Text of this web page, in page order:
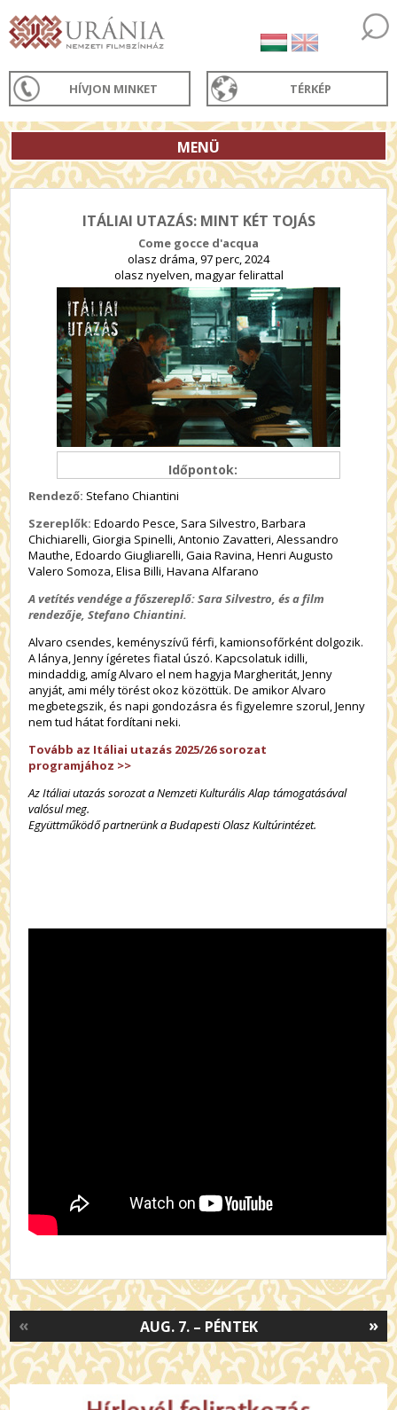
HÍVJON MINKET TÉRKÉP
MENÜ
ITÁLIAI UTAZÁS: MINT KÉT TOJÁS
Come gocce d'acqua
olasz dráma, 97 perc, 2024
olasz nyelven, magyar felirattal
Időpontok:
Rendező: Stefano Chiantini
Szereplők: Edoardo Pesce, Sara Silvestro, Barbara
Chichiarelli,Giorgia Spinelli, Antonio Zavatteri, Alessandro
Mauthe,Edoardo Giugliarelli, GaiaRavina, HenriAugusto
Valero Somoza,Elisa Billi,Havana Alfarano
A vetítés vendége a főszereplő: Sara Silvestro, és a film
rendezője, Stefano Chiantini.
Alvaro csendes, keményszívű férfi, kamionsofőrként dolgozik.
A lánya, Jenny ígéretes fiatal úszó. Kapcsolatuk idilli,
mindaddig, amíg Alvaro el nem hagyja Margheritát, Jenny
anyját, ami mély törést okoz közöttük. De amikor Alvaro
megbetegszik, és napi gondozásra és figyelemre szorul, Jenny
nem tud hátat fordítani neki.
Tovább az Itáliai utazás 2025/26 sorozat
programjához >>
Az Itáliai utazás sorozat a Nemzeti Kulturális Alap támogatásával
valósul meg.
Együttműködő partnerünk a Budapesti Olasz Kultúrintézet.
»
AUG. 7. – PÉNTEK
«